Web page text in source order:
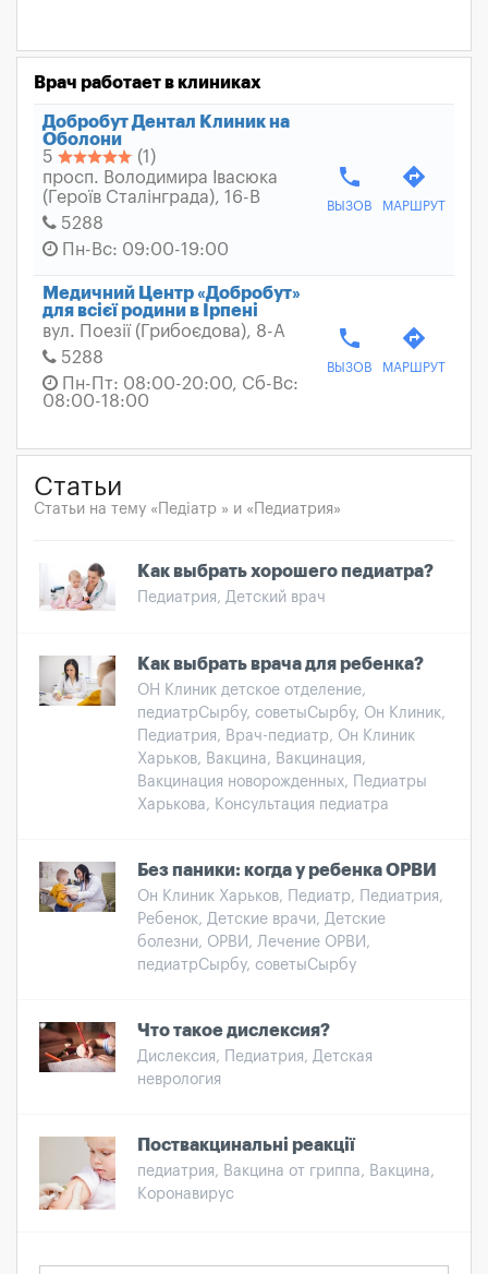
Врач работает в клиниках
Добробут Дентал Клиник на
Оболони
5
(1)
просп. Володимира Івасюка
(Героїв Сталінграда), 16-В
5288
Пн-Вс: 09:00-19:00
phone
ВЫЗОВ
directions
МАРШРУТ
Медичний Центр «Добробут»
для всієї родини в Ірпені
вул. Поезії (Грибоєдова), 8-А
5288
Пн-Пт: 08:00-20:00, Сб-Вс:
08:00-18:00
phone
ВЫЗОВ
directions
МАРШРУТ
Статьи
Статьи на тему «Педіатр » и «Педиатрия»
Как выбрать хорошего педиатра?
Педиатрия, Детский врач
Как выбрать врача для ребенка?
ОН Клиник детское отделение,
педиатрСырбу, советыСырбу, Он Клиник,
Педиатрия, Врач-педиатр, Он Клиник
Харьков, Вакцина, Вакцинация,
Вакцинация новорожденных, Педиатры
Харькова, Консультация педиатра
Без паники: когда у ребенка ОРВИ
Он Клиник Харьков, Педиатр, Педиатрия,
Ребенок, Детские врачи, Детские
болезни, ОРВИ, Лечение ОРВИ,
педиатрСырбу, советыСырбу
Что такое дислексия?
Дислексия, Педиатрия, Детская
неврология
Поствакцинальні реакції
педиатрия, Вакцина от гриппа, Вакцина,
Коронавирус